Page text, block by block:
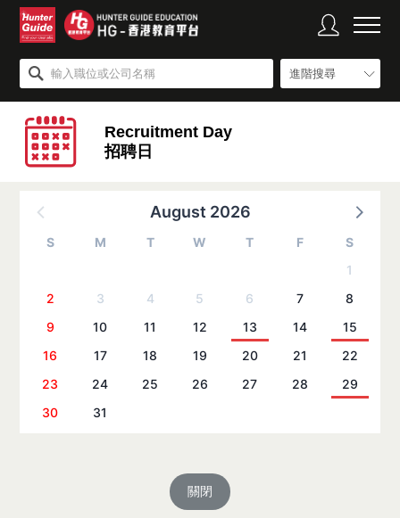
進階搜尋
Recruitment Day
招聘日
August 2026
S M T W T F
S
1
2
3 4 5 6 7
8
9
10 11 12 13 14
15
16
17 18 19 20 21
22
23
24 25 26 27 28
29
30
31
關閉